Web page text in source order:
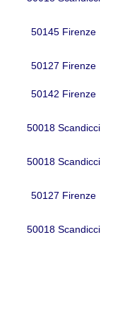
50145 Firenze
50127 Firenze
50142 Firenze
50018 Scandicci
50018 Scandicci
50127 Firenze
50018 Scandicci